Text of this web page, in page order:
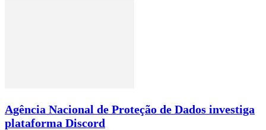
Agência Nacional de Proteção de Dados investiga
plataforma Discord